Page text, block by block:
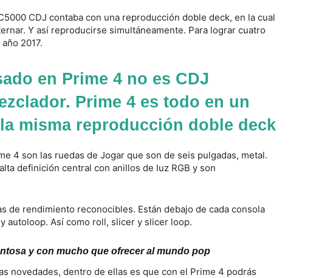
CDJ contaba con una reproducción doble deck, en la cual
Y así reproducirse simultáneamente. Para lograr cuatro
2017.
en Prime 4 no es CDJ
Prime 4 es todo en un
misma reproducción doble deck
4 son las ruedas de Jogar que son de seis pulgadas, metal.
definición central con anillos de luz RGB y son
de rendimiento reconocibles. Están debajo de cada consola
autoloop. Así como roll, slicer y slicer loop.
y con mucho que ofrecer al mundo pop
novedades, dentro de ellas es que con el Prime 4 podrás